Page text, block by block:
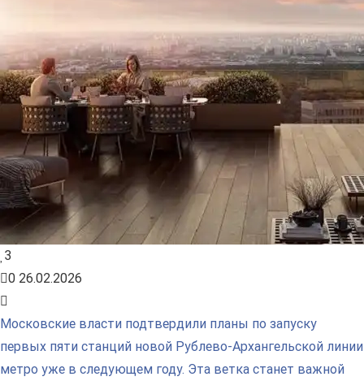
3
0 26.02.2026
Московские власти подтвердили планы по запуску
первых пяти станций новой Рублево-Архангельской линии
метро уже в следующем году. Эта ветка станет важной